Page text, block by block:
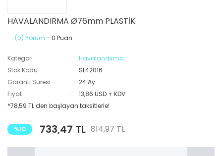
HAVALANDIRMA Ø76mm PLASTİK
(0) Yorum - 0 Puan
Kategori
Havalandırma
Stok Kodu
SL42016
Garanti Süresi
24 Ay
Fiyat
13,86 USD + KDV
*78,59 TL den başlayan taksitlerle!
%10 733,47 TL 814,97 TL